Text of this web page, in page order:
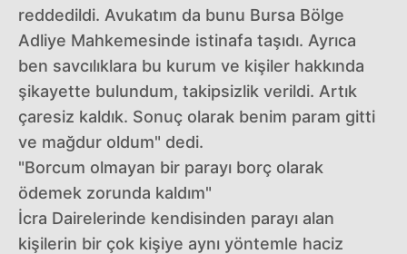
reddedildi. Avukatım da bunu Bursa Bölge
Adliye Mahkemesinde istinafa taşıdı. Ayrıca
ben savcılıklara bu kurum ve kişiler hakkında
şikayette bulundum, takipsizlik verildi. Artık
çaresiz kaldık. Sonuç olarak benim param gitti
ve mağdur oldum" dedi.
"Borcum olmayan bir parayı borç olarak
ödemek zorunda kaldım"
İcra Dairelerinde kendisinden parayı alan
kişilerin bir çok kişiye aynı yöntemle haciz